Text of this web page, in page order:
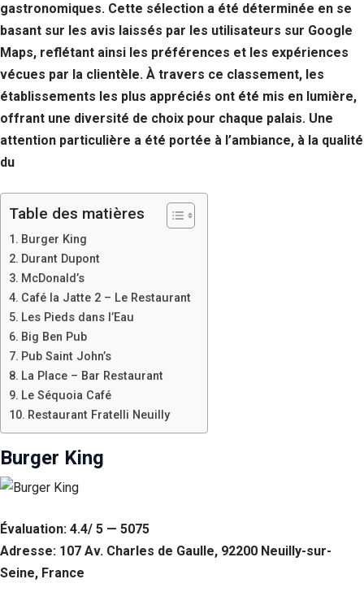
gastronomiques. Cette sélection a été déterminée en se
basant sur les avis laissés par les utilisateurs sur Google
Maps, reflétant ainsi les préférences et les expériences
vécues par la clientèle. À travers ce classement, les
établissements les plus appréciés ont été mis en lumière,
offrant une diversité de choix pour chaque palais. Une
attention particulière a été portée à l’ambiance, à la qualité
du
Table des matières
Burger King
Durant Dupont
McDonald’s
Café la Jatte 2 – Le Restaurant
Les Pieds dans l’Eau
Big Ben Pub
Pub Saint John’s
La Place – Bar Restaurant
Le Séquoia Café
Restaurant Fratelli Neuilly
Burger King
Évaluation: 4.4/ 5 — 5075
Adresse: 107 Av. Charles de Gaulle, 92200 Neuilly-sur-
Seine, France